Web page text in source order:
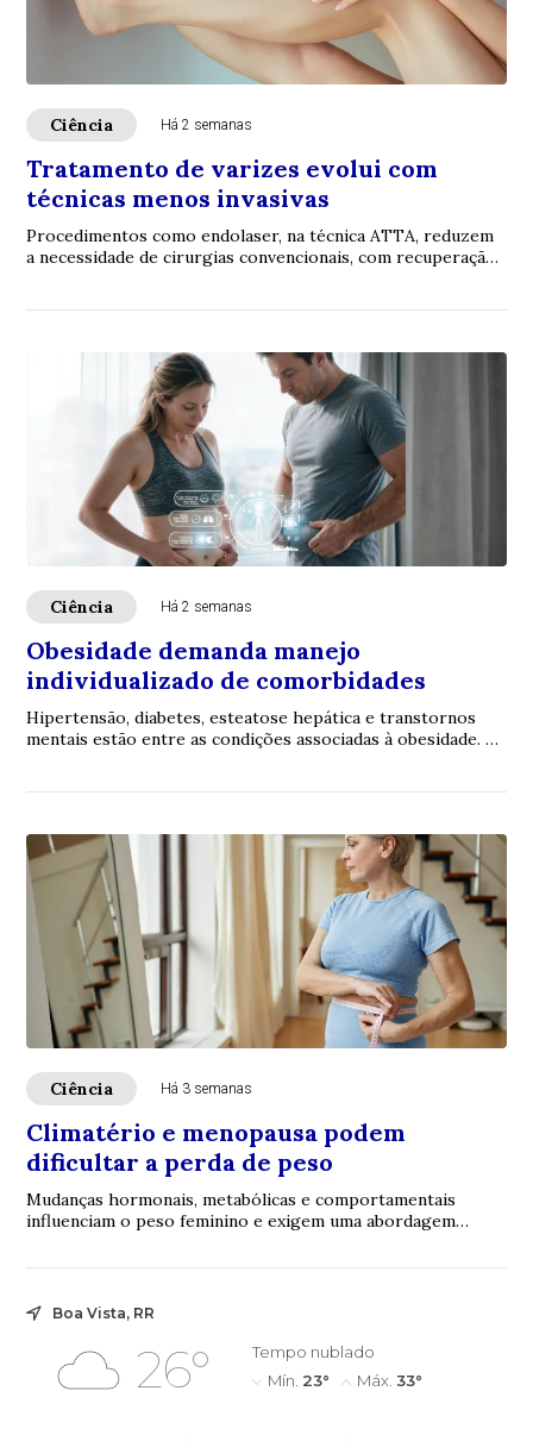
Ciência Há 2 semanas
Tratamento de varizes evolui com
técnicas menos invasivas
Procedimentos como endolaser, na técnica ATTA, reduzem
a necessidade de cirurgias convencionais, com recuperação
Ciência Há 2 semanas
Obesidade demanda manejo
individualizado de comorbidades
Hipertensão, diabetes, esteatose hepática e transtornos
mentais estão entre as condições associadas à obesidade. A
Ciência Há 3 semanas
Climatério e menopausa podem
dificultar a perda de peso
Mudanças hormonais, metabólicas e comportamentais
influenciam o peso feminino e exigem uma abordagem
Boa Vista, RR
26°
Tempo nublado
Mín. 23° Máx. 33°